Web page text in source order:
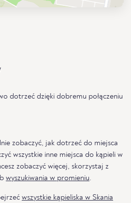
dotrzeć dzięki dobremu połączeniu
zobaczyć, jak dotrzeć do miejsca
wszystkie inne miejsca do kąpieli w
zobaczyć więcej, skorzystaj z
wyszukiwania w promieniu.
wszystkie kąpieliska w Skania